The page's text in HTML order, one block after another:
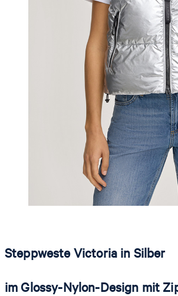
Steppweste Victoria in Silber
im Glossy-Nylon-Design mit